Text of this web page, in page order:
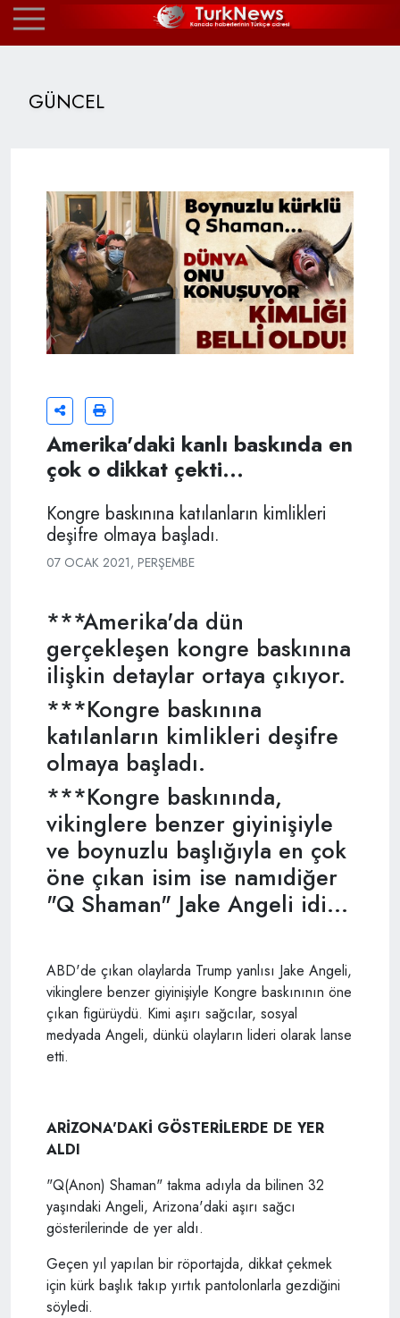
GÜNCEL
Amerika'daki kanlı baskında en
çok o dikkat çekti...
Kongre baskınına katılanların kimlikleri
deşifre olmaya başladı.
07 OCAK 2021, PERŞEMBE
***Amerika'da dün
gerçekleşen kongre baskınına
ilişkin detaylar ortaya çıkıyor.
***Kongre baskınına
katılanların kimlikleri deşifre
olmaya başladı.
***Kongre baskınında,
vikinglere benzer giyinişiyle
ve boynuzlu başlığıyla en çok
öne çıkan isim ise namıdiğer
"Q Shaman" Jake Angeli idi...
ABD'de çıkan olaylarda Trump yanlısı Jake Angeli,
vikinglere benzer giyinişiyle Kongre baskınının öne
çıkan figürüydü. Kimi aşırı sağcılar, sosyal
medyada Angeli, dünkü olayların lideri olarak lanse
etti.
ARİZONA'DAKİ GÖSTERİLERDE DE YER
ALDI
"Q(Anon) Shaman" takma adıyla da bilinen 32
yaşındaki Angeli, Arizona'daki aşırı sağcı
gösterilerinde de yer aldı.
Geçen yıl yapılan bir röportajda, dikkat çekmek
için kürk başlık takıp yırtık pantolonlarla gezdiğini
söyledi.